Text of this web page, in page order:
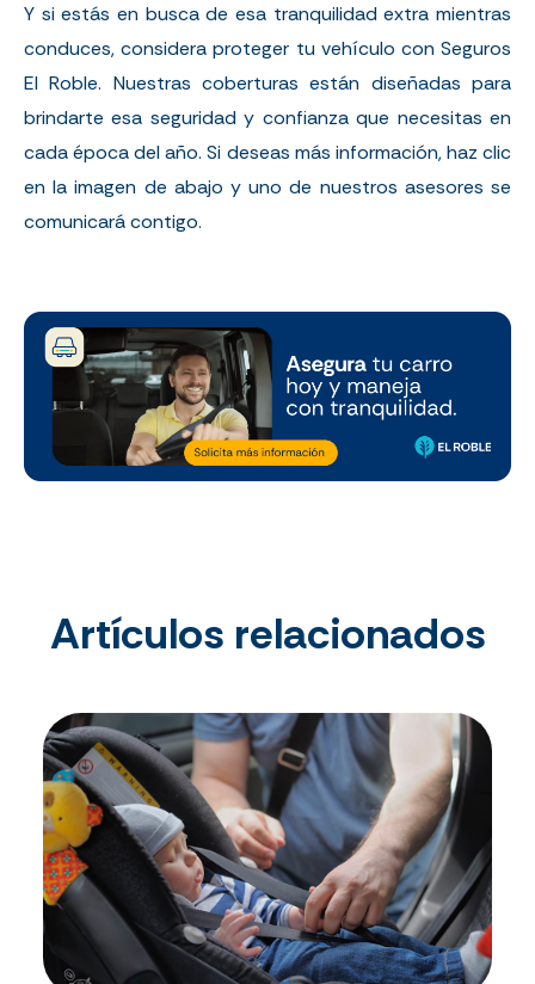
Y si estás en busca de esa tranquilidad extra mientras
conduces, considera proteger tu vehículo con Seguros
El Roble. Nuestras coberturas están diseñadas para
brindarte esa seguridad y confianza que necesitas en
cada época del año. Si deseas más información, haz clic
en la imagen de abajo y uno de nuestros asesores se
comunicará contigo.
Artículos relacionados